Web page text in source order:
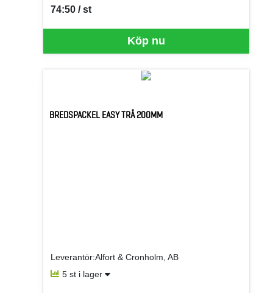
Köp nu
74:50 / st
SEK per ST
BREDSPACKEL EASY TRÄ 200MM
Leverantör:Alfort & Cronholm, AB
5 st i lager